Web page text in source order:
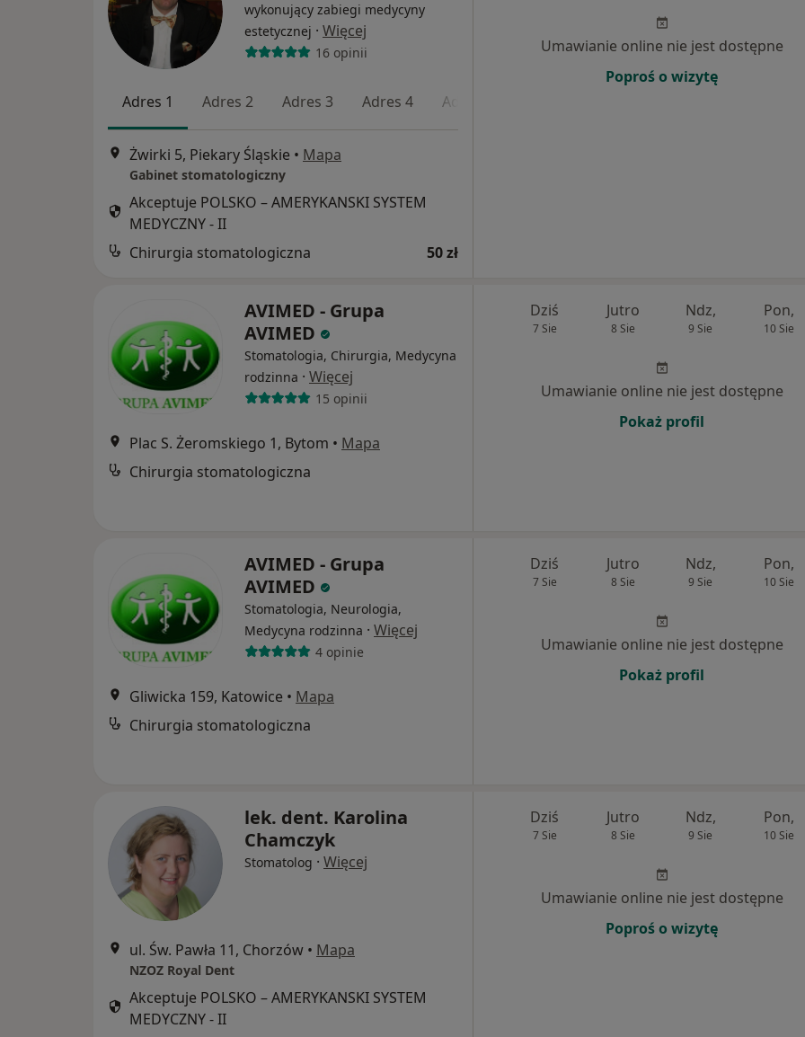
wykonujący zabiegi medycyny
estetycznej · Więcej
16 opinii
Adres 1 Adres 2 Adres 3 Adres 4 Adres 5
Żwirki 5, Piekary Śląskie • Mapa
Gabinet stomatologiczny
Akceptuje POLSKO – AMERYKANSKI SYSTEM
MEDYCZNY - II
Chirurgia stomatologiczna
50 zł
Umawianie online nie jest dostępne
Poproś o wizytę
AVIMED - Grupa
AVIMED
Stomatologia, Chirurgia, Medycyna
rodzinna · Więcej
15 opinii
Plac S. Żeromskiego 1, Bytom • Mapa
Chirurgia stomatologiczna
Dziś
7 Sie
Jutro
8 Sie
Ndz,
9 Sie
Pon,
10 Sie
Umawianie online nie jest dostępne
Pokaż profil
AVIMED - Grupa
AVIMED
Stomatologia, Neurologia,
Medycyna rodzinna · Więcej
4 opinie
Gliwicka 159, Katowice • Mapa
Chirurgia stomatologiczna
Dziś
7 Sie
Jutro
8 Sie
Ndz,
9 Sie
Pon,
10 Sie
Umawianie online nie jest dostępne
Pokaż profil
lek. dent. Karolina
Chamczyk
Stomatolog · Więcej
ul. Św. Pawła 11, Chorzów • Mapa
NZOZ Royal Dent
Akceptuje POLSKO – AMERYKANSKI SYSTEM
MEDYCZNY - II
Dziś
7 Sie
Jutro
8 Sie
Ndz,
9 Sie
Pon,
10 Sie
Umawianie online nie jest dostępne
Poproś o wizytę